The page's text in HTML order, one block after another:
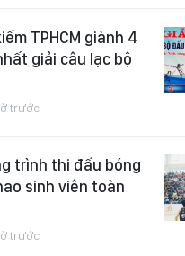
TPHCM giành 4
giải câu lạc bộ
trước
trình thi đấu bóng
sinh viên toàn
trước